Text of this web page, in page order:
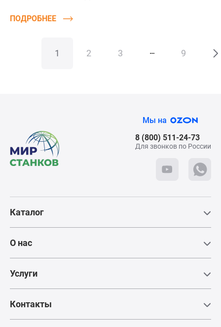
ПОДРОБНЕЕ
1 2 3 9
Мы на
8 (800) 511-24-73
Для звонков по России
Каталог
О нас
Услуги
Контакты